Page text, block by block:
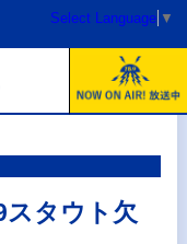
Select Language ▼
タウト欠